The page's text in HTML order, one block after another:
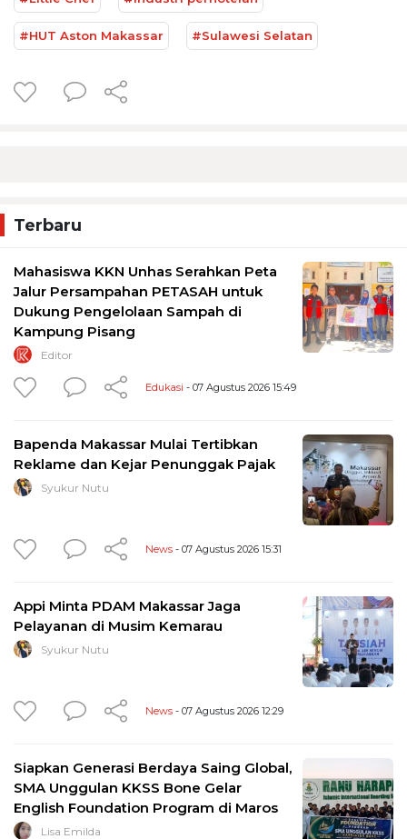
#HUT Aston Makassar #Sulawesi Selatan
Terbaru
Mahasiswa KKN Unhas Serahkan Peta
Jalur Persampahan PETASAH untuk
Dukung Pengelolaan Sampah di
Kampung Pisang
Editor
Edukasi - 07 Agustus 2026 15:49
Bapenda Makassar Mulai Tertibkan
Reklame dan Kejar Penunggak Pajak
Syukur Nutu
News - 07 Agustus 2026 15:31
Appi Minta PDAM Makassar Jaga
Pelayanan di Musim Kemarau
Syukur Nutu
News - 07 Agustus 2026 12:29
Siapkan Generasi Berdaya Saing Global,
SMA Unggulan KKSS Bone Gelar
English Foundation Program di Maros
Lisa Emilda